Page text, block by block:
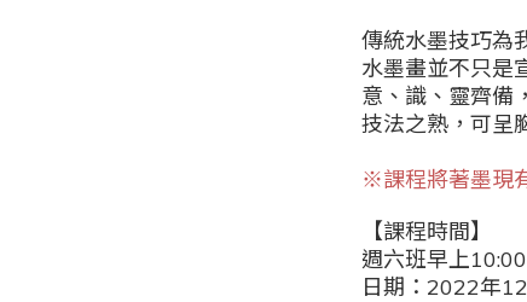
傳統水墨技巧為
水墨畫並不只是
意、識、靈齊備
技法之熟，可呈
※課程將著墨現
【課程時間】
週六班早上
日期：2022年